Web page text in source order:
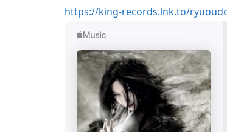
https://king-records.lnk.to/